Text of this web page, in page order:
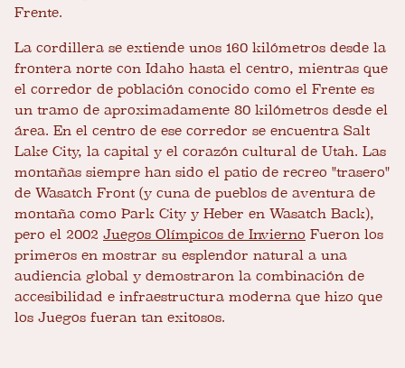
Frente.
La cordillera se extiende unos 160 kilómetros desde la
frontera norte con Idaho hasta el centro, mientras que
el corredor de población conocido como el Frente es
un tramo de aproximadamente 80 kilómetros desde el
área. En el centro de ese corredor se encuentra Salt
Lake City, la capital y el corazón cultural de Utah. Las
montañas siempre han sido el patio de recreo "trasero"
de Wasatch Front (y cuna de pueblos de aventura de
montaña como Park City y Heber en Wasatch Back),
pero el 2002 Juegos Olímpicos de Invierno Fueron los
primeros en mostrar su esplendor natural a una
audiencia global y demostraron la combinación de
accesibilidad e infraestructura moderna que hizo que
los Juegos fueran tan exitosos.